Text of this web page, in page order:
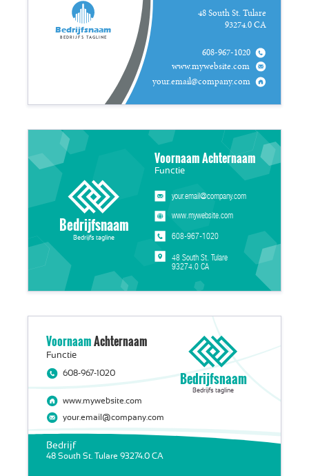
608-967-1020
www.mywebsite.com
your.email@company.com
48 South St. Tulare
93274.0 CA
Bedrijfsnaam
Bedrijfs tagline
608-967-1020
48 South St. Tulare
93274.0 CA
www.mywebsite.com
Functie
your.email@company.com
Voornaam Achternaam
Bedrijfsnaam
Bedrijfs tagline
Bedrijfsnaam
Bedrijfs tagline
Bedrijf
48 South St. Tulare 93274.0 CA
your.email@company.com
608-967-1020
www.mywebsite.com
Functie
VoornaamAchternaam